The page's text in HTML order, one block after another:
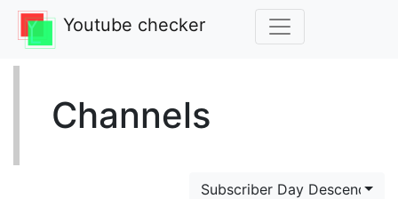
Youtube checker
Channels
Subscriber Day Descending